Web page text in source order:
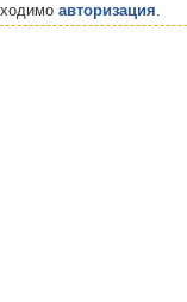
авторизация.